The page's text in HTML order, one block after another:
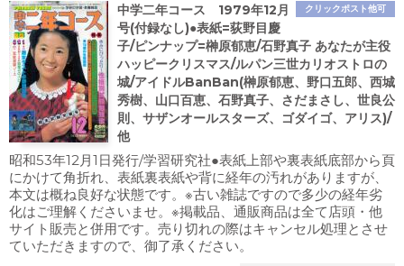
クリックポスト他可
中学二年コース 1979年12月
号(付録なし)●表紙=荻野目慶
子/ピンナップ=榊原郁恵/石野真子 あなたが主役
ハッピークリスマス/ルパン三世カリオストロの
城/アイドルBanBan(榊原郁恵、野口五郎、西城
秀樹、山口百恵、石野真子、さだまさし、世良公
則、サザンオールスターズ、ゴダイゴ、アリス)/
他
昭和53年12月1日発行/学習研究社●表紙上部や裏表紙底部から頁
にかけて角折れ、表紙裏表紙や背に経年の汚れがありますが、
本文は概ね良好な状態です。※古い雑誌ですので多少の経年劣
化はご理解くださいませ。※掲載品、通販商品は全て店頭・他
サイト販売と併用です。売り切れの際はキャンセル処理とさせ
ていただきますので、御了承ください。